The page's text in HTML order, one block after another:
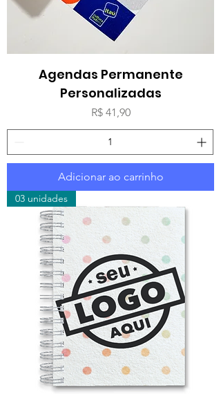
Agendas Permanente
Personalizadas
Preço
R$ 41,90
Adicionar ao carrinho
03 unidades